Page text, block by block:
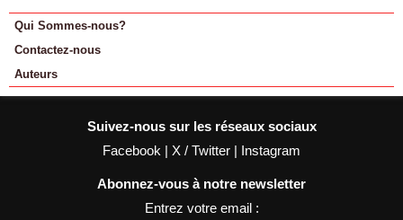
Qui Sommes-nous?
Contactez-nous
Auteurs
Suivez-nous sur les réseaux sociaux
Facebook | X / Twitter | Instagram
Abonnez-vous à notre newsletter
Entrez votre email :